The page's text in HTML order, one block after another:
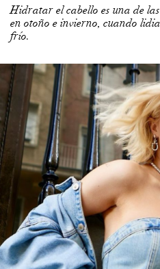
Hidratar el cabello es una de
en otoño e invierno, cuando
frío.